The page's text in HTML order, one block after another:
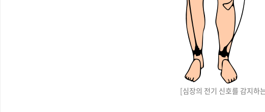
[심장의 전기 신호를 감지